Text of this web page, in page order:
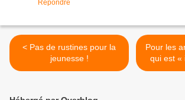
Répondre
< Pas de rustines pour la
jeunesse !
Pour les
qui est «